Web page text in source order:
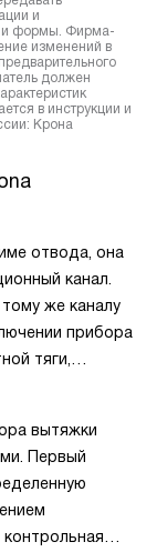
и
и формы. Фирма-
изменений в
должен
в инструкции и
Крона
отвода, она
канал.
же каналу
прибора
тяги,
Кроме
на кухню
и для частных
в помещение
вытяжки
Первый
контрольная